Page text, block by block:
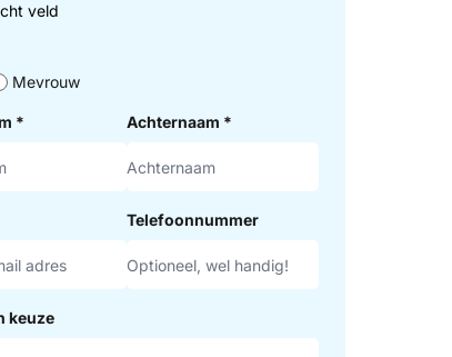
veld
Mevrouw
* Achternaam *
Telefoonnummer
keuze